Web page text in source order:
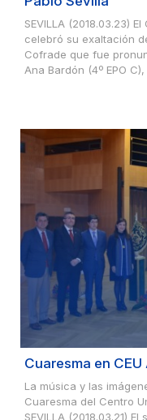
SEVILLA (2018.03.23)
celebró su exaltación
Cofrade que fue
Ana Bardón (4º EPO C),
Cuaresma en
La música y las
Cuaresma del Centro
SEVILLA (2018.03.21)